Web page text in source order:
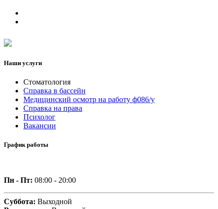
Наши услуги
Стоматология
Справка в бассейн
Медицинский осмотр на работу ф086/у
Справка на права
Психолог
Вакансии
График работы
Пн - Пт: 08:00 - 20:00
Суббота: Выходной